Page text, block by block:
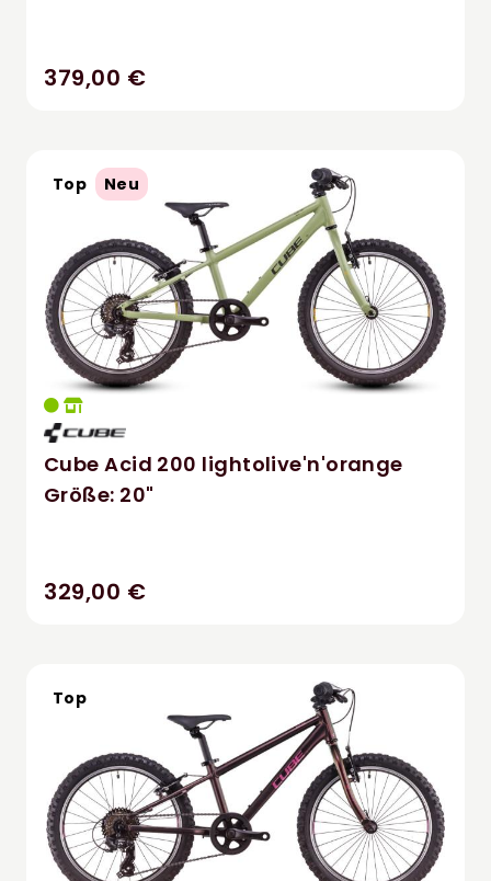
379,00 €
Top Neu
Cube Acid 200 lightolive'n'orange
Größe: 20"
329,00 €
Top